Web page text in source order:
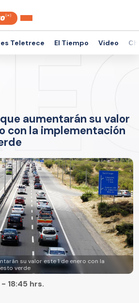
Teletrece El Tiempo Video
aumentarán su valor
con la implementación
su valor este 1 de enero con la
verde
18:45 hrs.